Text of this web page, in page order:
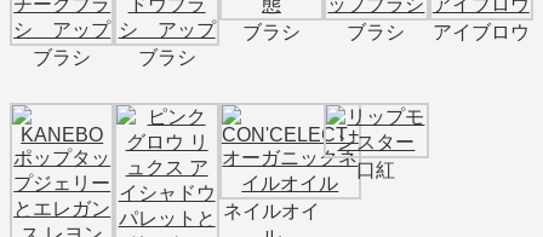
ブラシ ブラシ
ブラシ ブラシ アイブロウ
ネイルオイ
口紅